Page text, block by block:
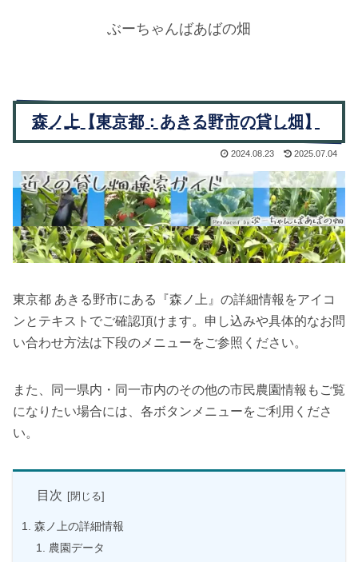
ぶーちゃんばあばの畑
森ノ上【東京都：あきる野市の貸し畑】
2024.08.23 2025.07.04
東京都 あきる野市にある『森ノ上』の詳細情報をアイコ
ンとテキストでご確認頂けます。申し込みや具体的なお問
い合わせ方法は下段のメニューをご参照ください。
また、同一県内・同一市内のその他の市民農園情報もご覧
になりたい場合には、各ボタンメニューをご利用くださ
い。
目次
森ノ上の詳細情報
農園データ